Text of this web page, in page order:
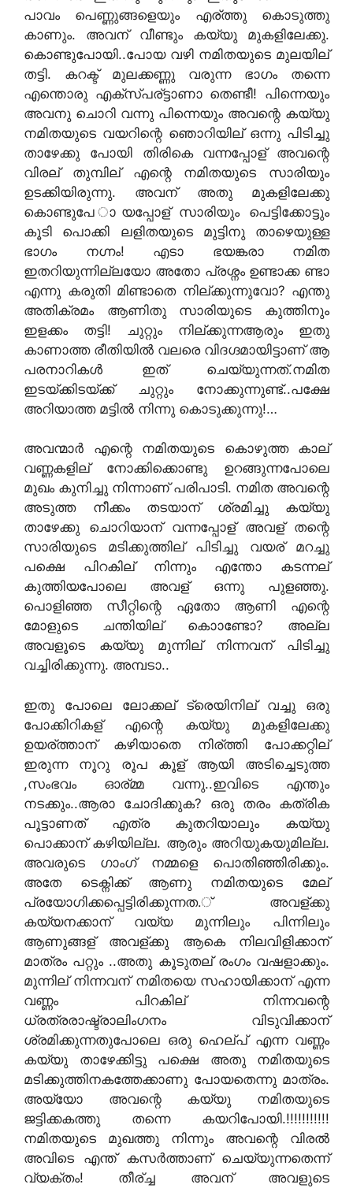
പാവം പെണ്ണുങ്ങളെയും എര്ത്തു കൊടുത്തു
കാണും. അവന് വീണ്ടും കയ്യു മുകളിലേക്കു.
കൊണ്ടുപോയി..പോയ വഴി നമിതയുടെ മുലയില്
തട്ടി. കറക്ട് മുലക്കണ്ണു വരുന്ന ഭാഗം തന്നെ
എന്തൊരു എക്സ്പര്ട്ടാണാ തെണ്ടീ! പിന്നെയും
അവനു ചൊറി വന്നു പിന്നെയും അവന്റെ കയ്യു
നമിതയുടെ വയറിന്റെ ഞൊറിയില് ഒന്നു പിടിച്ചു
താഴേക്കു പോയി തിരികെ വന്നപ്പോള് അവന്റെ
വിരല് തുമ്പില് എന്റെ നമിതയുടെ സാരിയും
ഉടക്കിയിരുന്നു. അവന് അതു മുകളിലേക്കു
കൊണ്ടുപേ ായപ്പോള് സാരിയും പെട്ടിക്കോട്ടും
കൂടി പൊക്കി ലളിതയുടെ മുട്ടിനു താഴെയുള്ള
ഭാഗം നഗ്നം! എടാ ഭയങ്കരാ നമിത
ഇതറിയുന്നില്ലയോ അതോ പ്രശ്നം ഉണ്ടാക്ക ണ്ടാ
എന്നു കരുതി മിണ്ടാതെ നില്ക്കുന്നുവോ? എന്തു
അതിക്രമം ആണിതു സാരിയുടെ കുത്തിനും
ഇളക്കം തട്ടി! ചുറ്റും നില്ക്കുന്നആരും ഇതു
കാണാത്ത രീതിയില്‍ വലരെ വിദഗ്ദമായിട്ടാണ്‌ ആ
പരനാറികള്‍ ഇത് ചെയ്യുന്നത്.നമിത
ഇടയ്ക്കിടയ്ക്ക് ചുറ്റും നോക്കുന്നുണ്ട്..പക്ഷേ
അറിയാത്ത മട്ടില്‍ നിന്നു കൊടുക്കുന്നു!…
അവന്മാര്‍ എന്റെ നമിതയുടെ കൊഴുത്ത കാല്
വണ്ണകളില് നോക്കിക്കൊണ്ടു ഉറങ്ങുന്നപോലെ
മുഖം കുനിച്ചു നിന്നാണ്‌ പരിപാടി. നമിത അവന്റെ
അടുത്ത നീക്കം തടയാന് ശ്രമിച്ചു കയ്യു
താഴേക്കു ചൊറിയാന് വന്നപ്പോള് അവള് തന്റെ
സാരിയുടെ മടിക്കുത്തില് പിടിച്ചു വയര് മറച്ചു
പക്ഷെ പിറകില് നിന്നും എന്തോ കടന്നല്
കുത്തിയപോലെ അവള് ഒന്നു പുളഞ്ഞു.
പൊളിഞ്ഞ സീറ്റിന്റെ ഏതോ ആണി എന്റെ
മോളുടെ ചന്തിയില് കൊാണ്ടോ? അല്ല
അവളൂടെ കയ്യു മുന്നില് നിന്നവന് പിടിച്ചു
വച്ചിരിക്കുന്നു. അമ്പടാ..
ഇതു പോലെ ലോക്കല് ട്രെയിനില് വച്ചു ഒരു
പോക്കിറികള് എന്റെ കയ്യു മുകളിലേക്കു
ഉയര്ത്താന് കഴിയാതെ നിര്ത്തി പോക്കറ്റില്
ഇരുന്ന നൂറു രൂപ കൂള് ആയി അടിച്ചെടുത്ത
,സംഭവം ഓര്മ്മ വന്നു..ഇവിടെ എന്തും
നടക്കും..ആരാ ചോദിക്കുക? ഒരു തരം കത്രിക
പൂട്ടാണത് എത്ര കുതറിയാലും കയ്യു
പൊക്കാന് കഴിയില്ല. ആരും അറിയുകയുമില്ല.
അവരുടെ ഗാംഗ് നമ്മളെ പൊതിഞ്ഞിരിക്കും.
അതേ ടെക്നിക്ക് ആണു നമിതയുടെ മേല്
പ്രയോഗിക്കപ്പെട്ടിരിക്കുന്നത.് അവള്ക്കു
കയ്യനക്കാന് വയ്യ മുന്നിലും പിന്നിലും
ആണുങ്ങള് അവള്ക്കു ആകെ നിലവിളിക്കാന്
മാത്രം പറ്റും ..അതു കൂടുതല് രംഗം വഷളാക്കും.
മുന്നില് നിന്നവന് നമിതയെ സഹായിക്കാന് എന്ന
വണ്ണം പിറകില് നിന്നവന്റെ
ധ്രത്രരാഷ്ട്രാലിംഗനം വിടുവിക്കാന്
ശ്രമിക്കുന്നതുപോലെ ഒരു ഹെല്പ് എന്ന വണ്ണം
കയ്യു താഴേക്കിട്ടു പക്ഷെ അതു നമിതയുടെ
മടിക്കുത്തിനകത്തേക്കാണു പോയതെന്നു മാത്രം.
അയ്യോ അവന്റെ കയ്യു നമിതയുടെ
ജട്ടിക്കകത്തു തന്നെ കയറിപോയി.!!!!!!!!!!!
നമിതയുടെ മുഖത്തു നിന്നും അവന്റെ വിരല്‍
അവിടെ എന്ത് കസര്‍ത്താണ്‌ ചെയ്യുന്നതെന്ന്
വ്യക്തം! തീര്ച്ച അവന് അവളുടെ